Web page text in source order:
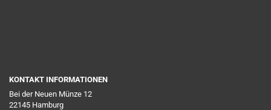
KONTAKT INFORMATIONEN
Bei der Neuen Münze 12
22145 Hamburg